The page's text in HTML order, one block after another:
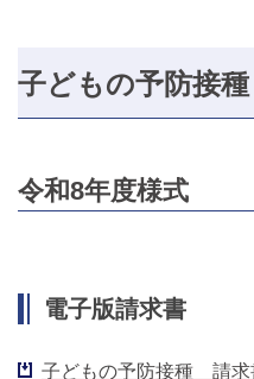
子どもの予防接種
令和8年度様式
電子版請求書
子どもの予防接種 請求